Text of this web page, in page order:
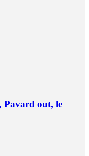
Pavard out, le